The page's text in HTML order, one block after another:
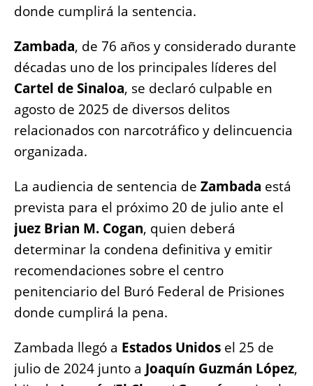
donde cumplirá la sentencia.
Zambada, de 76 años y considerado durante
décadas uno de los principales líderes del
Cartel de Sinaloa, se declaró culpable en
agosto de 2025 de diversos delitos
relacionados con narcotráfico y delincuencia
organizada.
La audiencia de sentencia de Zambada está
prevista para el próximo 20 de julio ante el
juez Brian M. Cogan, quien deberá
determinar la condena definitiva y emitir
recomendaciones sobre el centro
penitenciario del Buró Federal de Prisiones
donde cumplirá la pena.
Zambada llegó a Estados Unidos el 25 de
julio de 2024 junto a Joaquín Guzmán López,